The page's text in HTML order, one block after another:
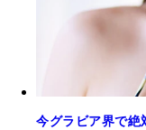
今グラビア界で絶